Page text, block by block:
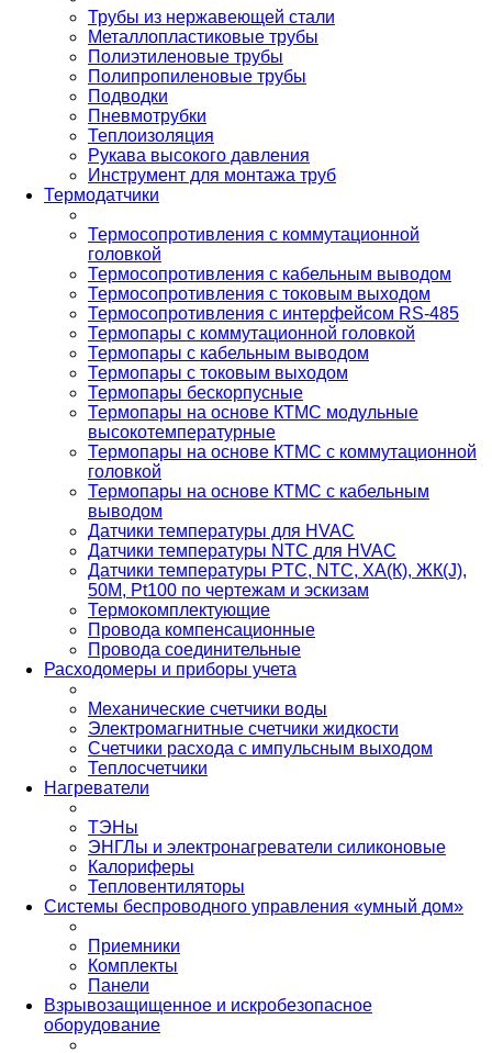
Трубы из нержавеющей стали
Металлопластиковые трубы
Полиэтиленовые трубы
Полипропиленовые трубы
Подводки
Пневмотрубки
Теплоизоляция
Рукава высокого давления
Инструмент для монтажа труб
Термодатчики
Термосопротивления с коммутационной
головкой
Термосопротивления с кабельным выводом
Термосопротивления с токовым выходом
Термосопротивления с интерфейсом RS-485
Термопары с коммутационной головкой
Термопары с кабельным выводом
Термопары с токовым выходом
Термопары бескорпусные
Термопары на основе КТМС модульные
высокотемпературные
Термопары на основе КТМС с коммутационной
головкой
Термопары на основе КТМС с кабельным
выводом
Датчики температуры для HVAC
Датчики температуры NTC для HVAC
Датчики температуры PTС, NTC, ХА(К), ЖК(J),
50М, Pt100 по чертежам и эскизам
Термокомплектующие
Провода компенсационные
Провода соединительные
Расходомеры и приборы учета
Механические счетчики воды
Электромагнитные счетчики жидкости
Счетчики расхода с импульсным выходом
Теплосчетчики
Нагреватели
ТЭНы
ЭНГЛы и электронагреватели силиконовые
Калориферы
Тепловентиляторы
Системы беспроводного управления «умный дом»
Приемники
Комплекты
Панели
Взрывозащищенное и искробезопасное
оборудование